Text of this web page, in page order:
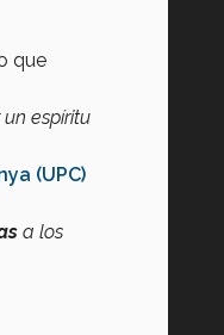
que
un espíritu
(UPC)
a los